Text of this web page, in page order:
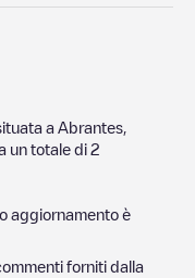
a Abrantes
un totale di 2
aggiornamento è
forniti dalla